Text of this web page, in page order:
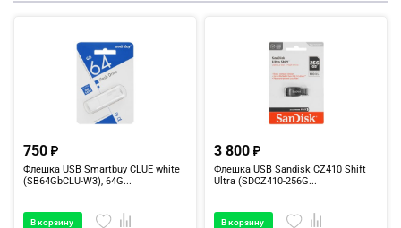
750
Флешка USB Smartbuy CLUE white
(SB64GbCLU-W3), 64G...
В корзину
3 800
Флешка USB Sandisk CZ410 Shift
Ultra (SDCZ410-256G...
В корзину